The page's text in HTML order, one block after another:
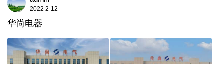
2022-2-12
华尚电器